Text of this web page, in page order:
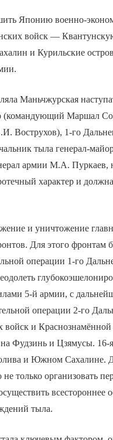
Японию военно-
войск —
и Курильские
Маньчжурская
(командующий Маршал
Вострухов), 1-го
тыла генерал-
армии М.А. Пуркаев,
характер и
и уничтожение
Для этого фронтам
операции 1-го
5-й армии, с
операции 2-го
войск и
Фудзинь и Цзямусы. 16-
и Южном Сахалине.
только организовать
всестороннее
тыла.